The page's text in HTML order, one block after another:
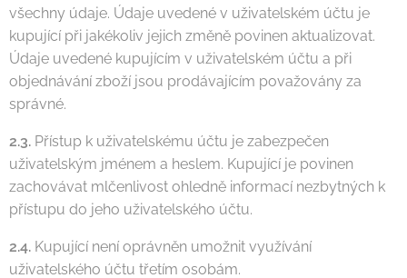
všechny údaje. Údaje uvedené v uživatelském účtu je
kupující při jakékoliv jejich změně povinen aktualizovat.
Údaje uvedené kupujícím v uživatelském účtu a při
objednávání zboží jsou prodávajícím považovány za
správné.
2.3. Přístup k uživatelskému účtu je zabezpečen
uživatelským jménem a heslem. Kupující je povinen
zachovávat mlčenlivost ohledně informací nezbytných k
přístupu do jeho uživatelského účtu.
2.4. Kupující není oprávněn umožnit využívání
uživatelského účtu třetím osobám.